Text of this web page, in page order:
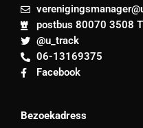
postbus 80070 3508
@u_track
06-13169375
Facebook
Bezoekadress